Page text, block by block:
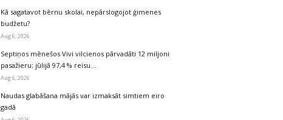
Kā sagatavot bērnu skolai, nepārslogojot ģimenes
budžetu?
Aug 6, 2026
Septiņos mēnešos Vivi vilcienos pārvadāti 12 miljoni
pasažieru; jūlijā 97,4 % reisu…
Aug 6, 2026
Naudas glabāšana mājās var izmaksāt simtiem eiro
gadā